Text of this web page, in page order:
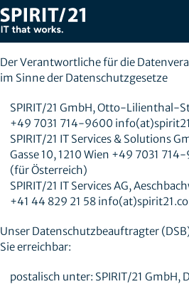
Verantwortliche Person
Der Verantwortliche für die
im Sinne der Datenschutzgesetze
SPIRIT/21 GmbH, Otto-Lilienthal-
+49 7031 714-9600
SPIRIT/21 IT Services & Solutions
Gasse 10, 1210 Wien +49 7031
(für Österreich)
SPIRIT/21 IT Services AG,
+41 44 829 21 58
Unser Datenschutzbeauftragter
Sie erreichbar:
postalisch unter: SPIRIT/21